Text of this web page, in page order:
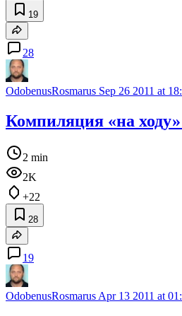
19
28
OdobenusRosmarus Sep 26 2011 at
Компиляция «на ходу»
2 min
2K
+22
28
19
OdobenusRosmarusApr 13 2011 at